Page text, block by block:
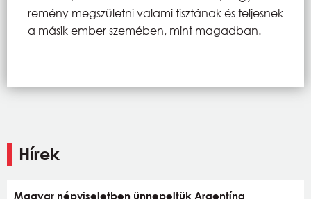
remény megszületni valami tisztának és teljesnek
a másik ember szemében, mint magadban.
Hírek
Magyar népviseletben ünnepeltük Argentína